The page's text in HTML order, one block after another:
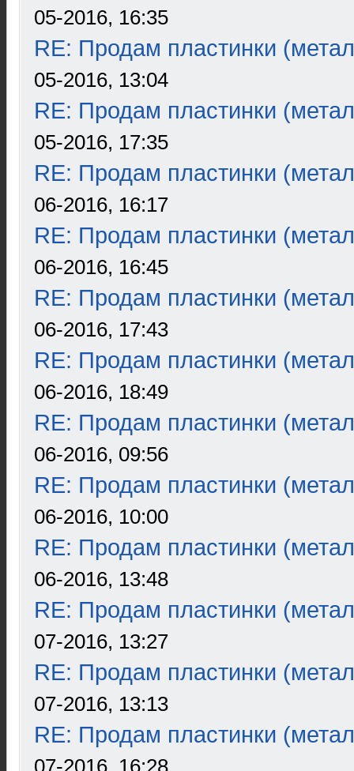
05-2016, 16:35
RE: Продам пластинки
05-2016, 13:04
RE: Продам пластинки
05-2016, 17:35
RE: Продам пластинки
06-2016, 16:17
RE: Продам пластинки
06-2016, 16:45
RE: Продам пластинки
06-2016, 17:43
RE: Продам пластинки
06-2016, 18:49
RE: Продам пластинки
06-2016, 09:56
RE: Продам пластинки
06-2016, 10:00
RE: Продам пластинки
06-2016, 13:48
RE: Продам пластинки
07-2016, 13:27
RE: Продам пластинки
07-2016, 13:13
RE: Продам пластинки
07-2016, 16:28